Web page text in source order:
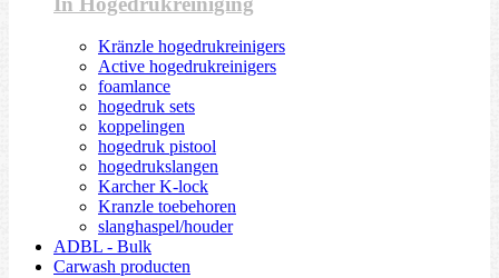
Kränzle hogedrukreinigers
Active hogedrukreinigers
foamlance
hogedruk sets
koppelingen
hogedruk pistool
hogedrukslangen
Karcher K-lock
Kranzle toebehoren
slanghaspel/houder
ADBL - Bulk
Carwash producten